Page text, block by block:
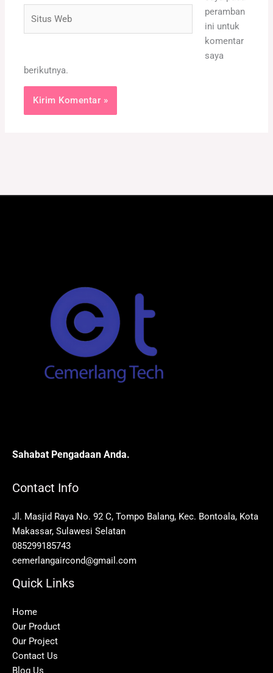
peramban
ini untuk
komentar
saya
berikutnya.
Sahabat Pengadaan Anda.
Contact Info
Jl. Masjid Raya No. 92 C, Tompo Balang, Kec. Bontoala, Kota
Makassar, Sulawesi Selatan
085299185743
cemerlangaircond@gmail.com
Quick Links
Home
Our Product
Our Project
Contact Us
Blog Us